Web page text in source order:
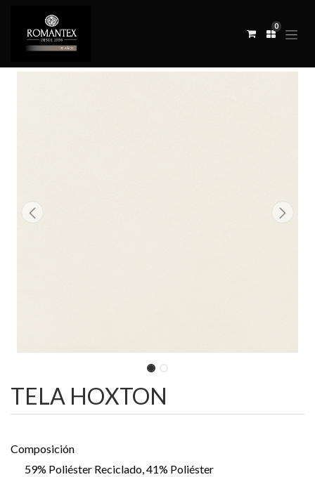
0
TELA HOXTON
Composición
59% Poliéster Reciclado, 41% Poliéster